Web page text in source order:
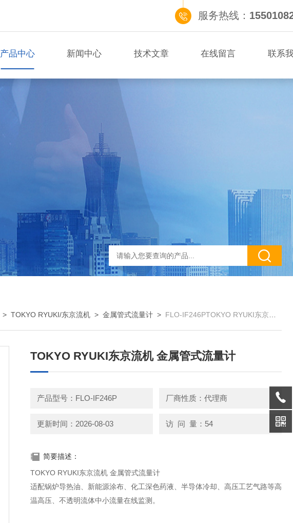
服务热线：
产品中心 新闻中心 技术文章 在线留言 联系
>TOKYO RYUKI/东京流机 >金属管式流量计 > FLO-IF246PTOKYO RYUKI东京流机 金属管式流量计
TOKYO RYUKI东京流机 金属管式流量计
产品型号：FLO-IF246P 厂商性质：代理商
更新时间：2026-08-03 访 问 量：54
简要描述：
TOKYO RYUKI东京流机 金属管式流量计
适配锅炉导热油、新能源涂布、化工深色药液、半导体冷却、高压工艺气路等高
温高压、不透明流体中小流量在线监测。